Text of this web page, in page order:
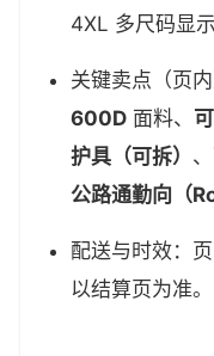
4XL 多尺码显示
关键卖点（页内
600D面料、
护具（可拆） 、
公路通勤向（
配送与时效：
以结算页为准。